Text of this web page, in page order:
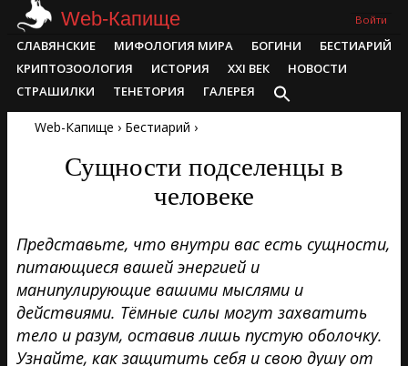
Skip
Web-Капище Войти
Primary
Navigation
Menu
СЛАВЯНСКИЕ МИФОЛОГИЯ МИРА БОГИНИ
БЕСТИАРИЙ
КРИПТОЗООЛОГИЯ
ИСТОРИЯ XXI ВЕК
НОВОСТИ
СТРАШИЛКИ
ТЕНЕТОРИЯ ГАЛЕРЕЯ
Web-Капище › Бестиарий ›
Сущности подселенцы в
человеке
Представьте, что внутри вас есть сущности,
питающиеся вашей энергией и
манипулирующие вашими мыслями и
действиями. Тёмные силы могут захватить
тело и разум, оставив лишь пустую оболочку.
Узнайте, как защитить себя и свою душу от